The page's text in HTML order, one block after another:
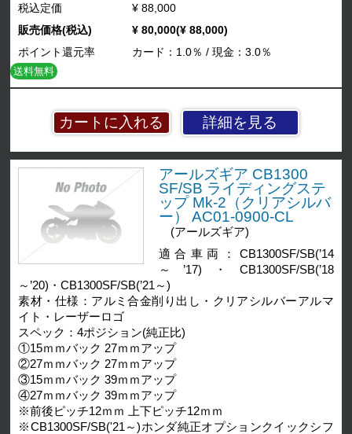
詳細を見る
税込定価
¥ 88,000
販売価格(税込)
¥ 80,000(¥ 88,000)
ポイント還元率
カード：1.0％ / 現金：3.0％
送料無料
アールズギア CB1300
SF/SB ライディングステ
ップ Mk-2（クリアシルバ
ー） AC01-0900-CL
(アールズギア)
適合車両：CB1300SF/SB(’14
～’17)・CB1300SF/SB(’18
～’20)・CB1300SF/SB(’21～)
素材・仕様：アルミ合金削り出し・クリアシルバーアルマ
イト・レーザーロゴ
スペック：4ポジション(純正比)
①15ｍｍバック 27ｍｍアップ
②27ｍｍバック 27ｍｍアップ
③15ｍｍバック 39ｍｍアップ
④27ｍｍバック 39ｍｍアップ
※前後ピッチ12ｍｍ 上下ピッチ12ｍｍ
※CB1300SF/SB('21～)ホンダ純正オプションクイックシフ